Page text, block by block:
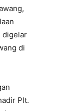
digelar
di
Plt.